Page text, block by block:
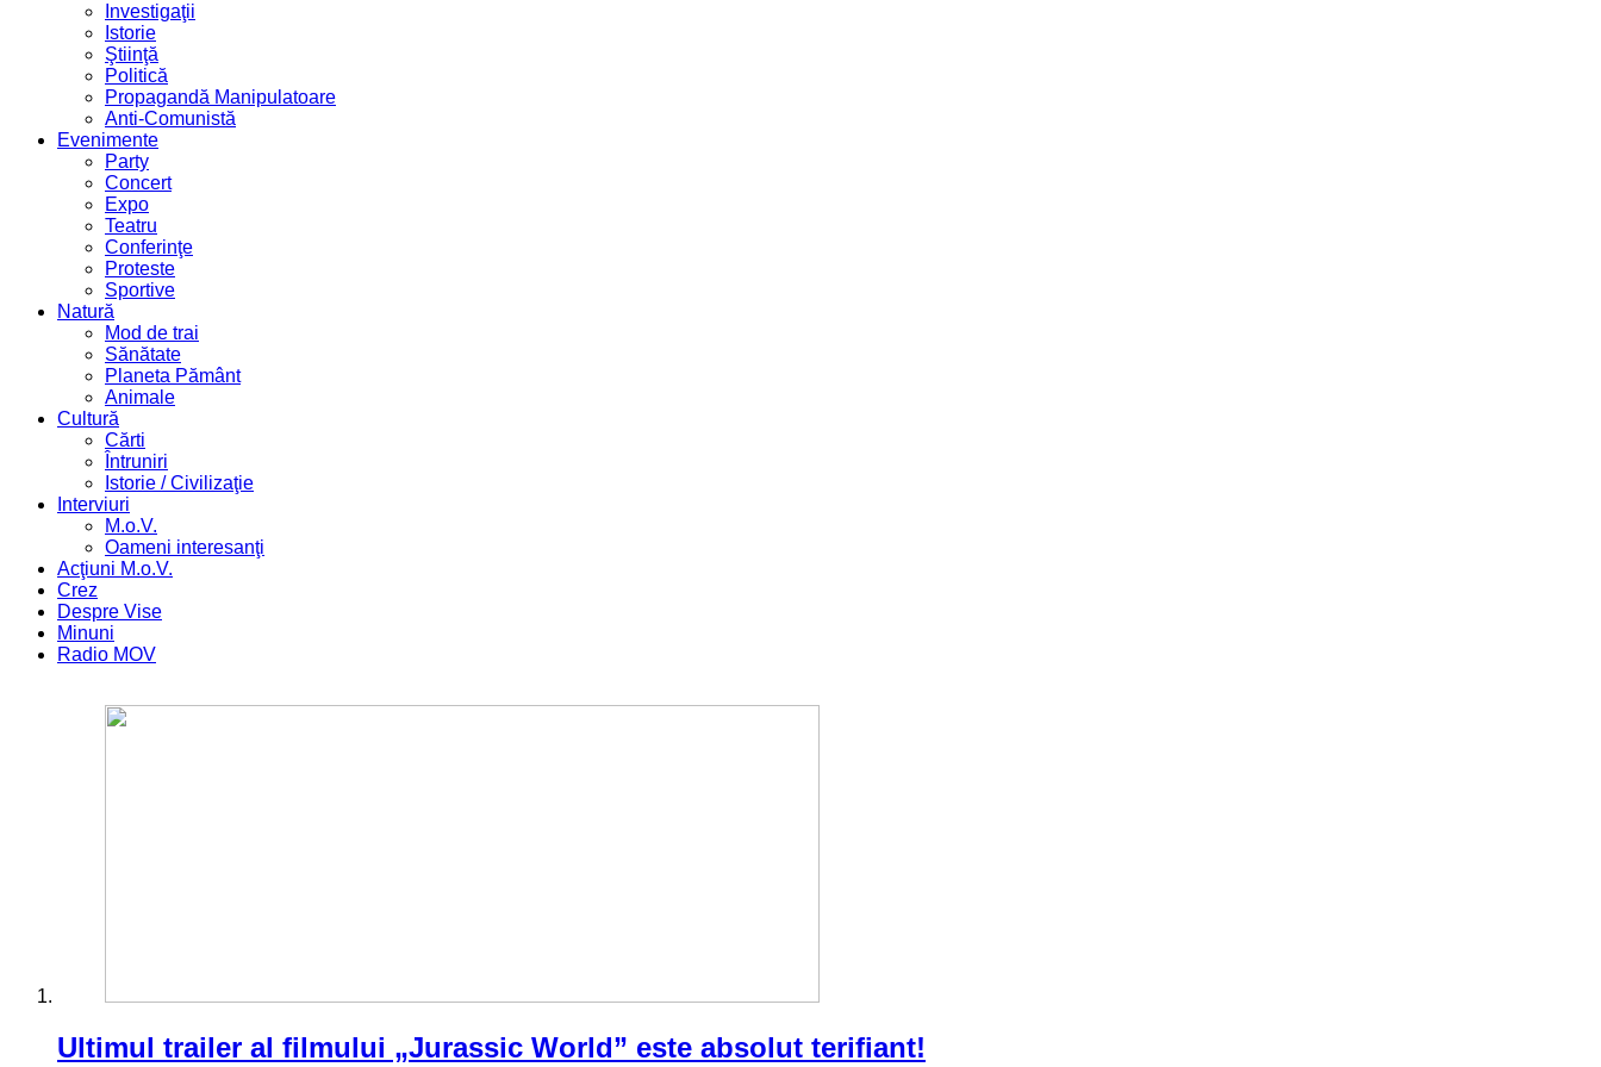
Investigaţii
Istorie
Ştiinţă
Politică
Propagandă Manipulatoare
Anti-Comunistă
Evenimente
Party
Concert
Expo
Teatru
Conferinţe
Proteste
Sportive
Natură
Mod de trai
Sănătate
Planeta Pământ
Animale
Cultură
Cărti
Întruniri
Istorie / Civilizaţie
Interviuri
M.o.V.
Oameni interesanţi
Acţiuni M.o.V.
Crez
Despre Vise
Minuni
Radio MOV
Ultimul trailer al filmului „Jurassic World” este absolut terifiant!